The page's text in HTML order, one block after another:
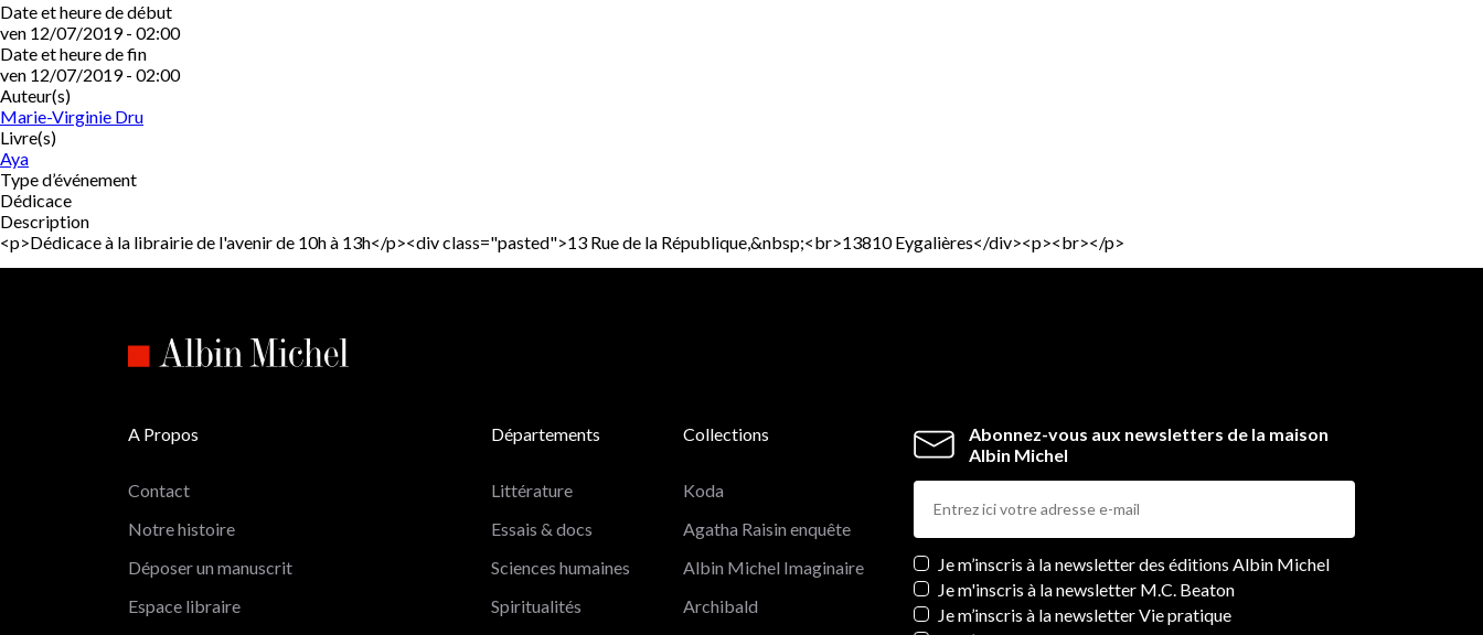
Date et heure de début
ven 12/07/2019 - 02:00
Date et heure de fin
ven 12/07/2019 - 02:00
Auteur(s)
Marie-Virginie Dru
Livre(s)
Aya
Type d’événement
Dédicace
Description
<p>Dédicace à la librairie de l'avenir de 10h à 13h</p><div class="pasted">13 Rue de la République,&nbsp;<br>13810 Eygalières</div><p><br></p>
Abonnez-vous aux newsletters de la maison
Albin Michel
Newsletters
Je m’inscris à la newsletter des éditions Albin Michel
Je m'inscris à la newsletter M.C. Beaton
Je m’inscris à la newsletter Vie pratique
A Propos
Contact
Notre histoire
Déposer un manuscrit
Espace libraire
Départements
Littérature
Essais & docs
Sciences humaines
Spiritualités
Collections
Koda
Agatha Raisin enquête
Albin Michel Imaginaire
Archibald